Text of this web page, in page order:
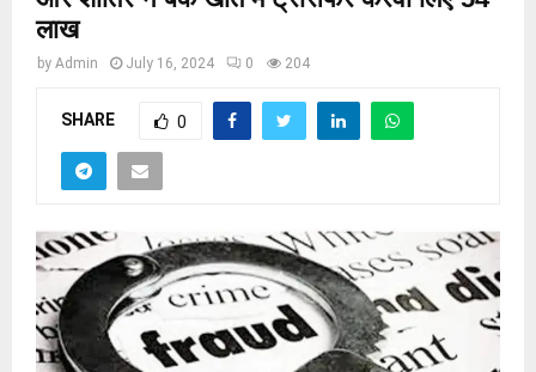
लाख
by Admin July 16, 2024 0 204
SHARE 0